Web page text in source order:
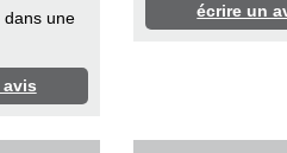
dans une
écrire un